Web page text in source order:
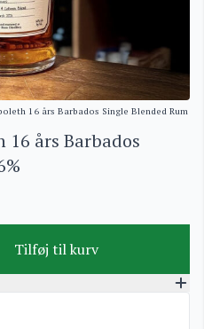
16 års Barbados Single Blended Rum
16 års Barbados
Tilføj til kurv